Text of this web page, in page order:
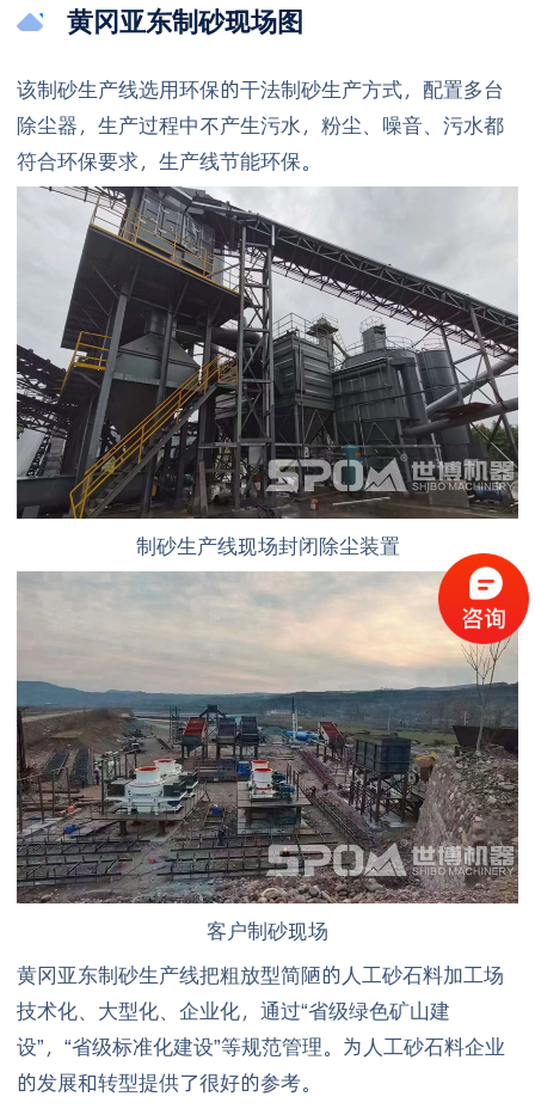
黄冈亚东制砂现场图
该制砂生产线选用环保的干法制砂生产方式，配置多台
除尘器，生产过程中不产生污水，粉尘、噪音、污水都
符合环保要求，生产线节能环保。
制砂生产线现场封闭除尘装置
客户制砂现场
黄冈亚东制砂生产线把粗放型简陋的人工砂石料加工场
技术化、大型化、企业化，通过“省级绿色矿山建
设”，“省级标准化建设”等规范管理。为人工砂石料企业
的发展和转型提供了很好的参考。